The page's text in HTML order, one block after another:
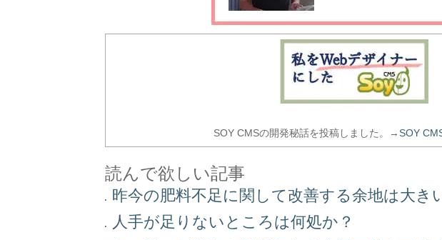
SOY CMSの開発秘話を投稿しました。→SOY
読んで欲しい記事
昨今の肥料不足に関して改善する余地は大き
人手が足りないところは何処か？